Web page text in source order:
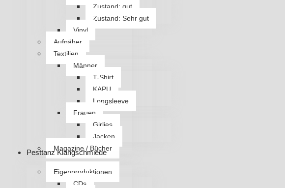
Zustand: gut
Zustand: Sehr gut
Vinyl
Aufnäher
Textilien
Männer
T-Shirt
KAPU
Longsleeve
Frauen
Girlies
Jacken
Magazine / Bücher
Pesttanz Klangschmiede
Eigenproduktionen
CDs